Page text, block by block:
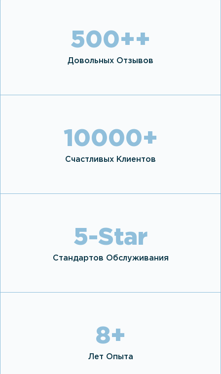
500++
Довольных Отзывов
10000+
Счастливых Клиентов
5-Star
Стандартов Обслуживания
8+
Лет Опыта